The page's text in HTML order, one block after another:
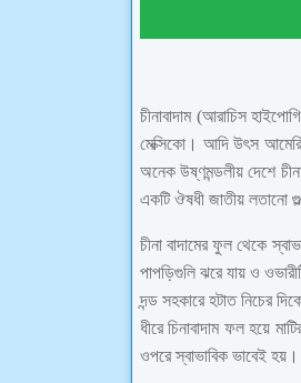
চীনাবাদাম (আরাচিস
মেক্সিকো। আদি উৎস
অনেক উষ্ণমন্ডলীয় দেশে
একটি ঔষধী জাতীয় লতানো
চীনা বাদামের ফুল থেকে
পাপড়িগুলি ঝরে যায় ও
দন্ড সহকারে হটাত নিচের
ধীরে চিনাবাদাম ফল হয়ে
ওপরে স্বাভাবিক ভাবেই হয়।